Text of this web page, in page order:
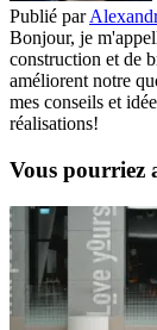
Publié par
Bonjour, je
construction et de
améliorent notre
mes conseils et
réalisations!
Vous pourriez